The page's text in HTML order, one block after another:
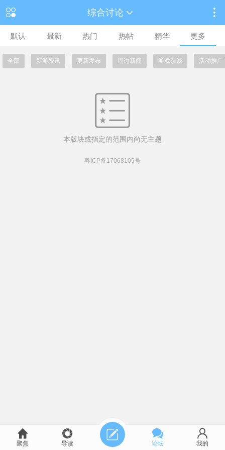
综合讨论
默认 最新 热门 热帖 精华 更多
全部 新游资讯 更新发布 周边新闻 游戏杂谈 活动推广
本版块或指定的范围内尚无主题
粤ICP备17068105号
聚焦 导读 论坛 我的